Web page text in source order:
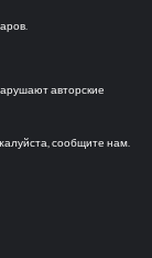
авторские
сообщите нам.